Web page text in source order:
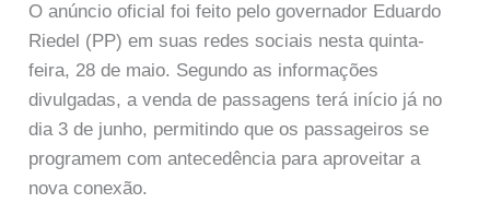
O anúncio oficial foi feito pelo governador Eduardo
Riedel (PP) em suas redes sociais nesta quinta-
feira, 28 de maio. Segundo as informações
divulgadas, a venda de passagens terá início já no
dia 3 de junho, permitindo que os passageiros se
programem com antecedência para aproveitar a
nova conexão.